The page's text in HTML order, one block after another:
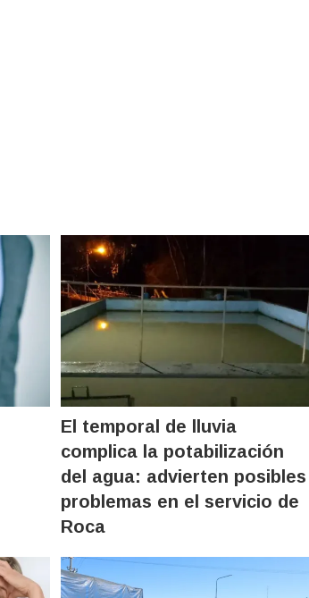
El temporal de lluvia
complica la potabilización
del agua: advierten posibles
problemas en el servicio de
Roca